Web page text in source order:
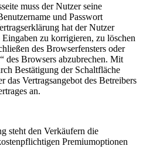
muss der Nutzer seine
und Passwort
hat der Nutzer
zu korrigieren, zu löschen
des Browserfensters oder
des Browsers abzubrechen. Mit
Bestätigung der Schaltfläche
das Vertragsangebot des Betreibers
an.
steht den Verkäufern die
Premiumoptionen